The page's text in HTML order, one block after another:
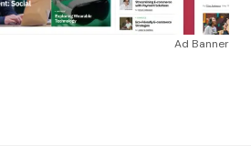
Ad Banner